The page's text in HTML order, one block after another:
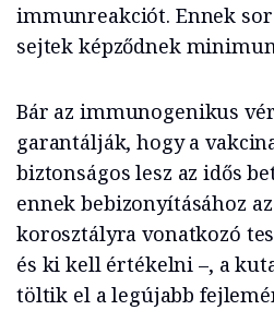
immunreakciót. Ennek
sejtek képződnek
Bár az immunogenikus
garantálják, hogy a
biztonságos lesz az idős
ennek bebizonyításához az
korosztályra vonatkozó
és ki kell értékelni –, a
töltik el a legújabb